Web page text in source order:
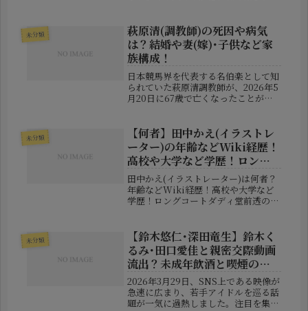
事件の経緯、関与した共犯者、そして
裁判で明かされた事実を時系列で丁
寧...
未分類
萩原清(調教師)の死因や病気
は？結婚や妻(嫁)･子供など家
族構成！
日本競馬界を代表する名伯楽として知
られていた萩原清調教師が、2026年5
月20日に67歳で亡くなったことが発
声が相次いでいます。2009年にはロ
ジユニヴァースで日本ダービー...
未分類
【何者】田中かえ(イラストレ
ーター)の年齢などWiki経歴！
高校や大学など学歴！ロング
コートダディ堂前透の結婚相
手！
田中かえ(イラストレーター)は何者？
年齢などWiki経歴！高校や大学など
学歴！ロングコートダディ堂前透の結
ーター・田中かえさん。SNSを中心に
人気を拡大し、現在ではアパレル...
未分類
【鈴木悠仁･深田竜生】鈴木く
るみ･田口愛佳と親密交際動画
流出？未成年飲酒と喫煙の真
偽は？
2026年3月29日、SNS上である映像が
急速に広まり、若手アイドルを巡る話
題が一気に過熱しました。注目を集め